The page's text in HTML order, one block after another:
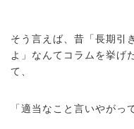
そう言えば、昔「長期引
よ」なんてコラムを挙げ
て、
「適当なこと言いやがっ